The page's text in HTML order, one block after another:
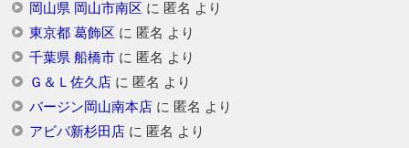
岡山県 岡山市南区 に 匿名 より
東京都 葛飾区 に 匿名 より
千葉県 船橋市に 匿名 より
Ｇ＆Ｌ佐久店に 匿名 より
バージン岡山南本店に 匿名 より
アビバ新杉田店に 匿名 より